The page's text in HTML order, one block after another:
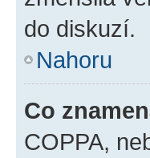
do diskuzí.
Nahoru
Co
COPPA,